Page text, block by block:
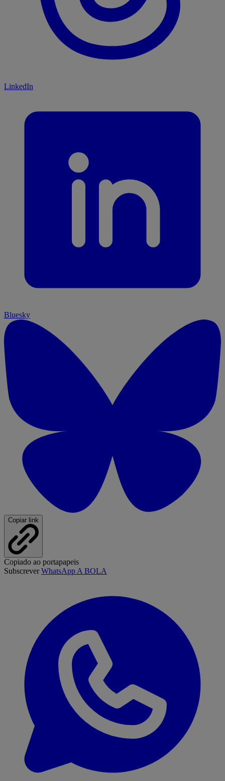
LinkedIn
Bluesky
Copiar link
Copiado ao portapapeis
SubscreverWhatsApp A BOLA